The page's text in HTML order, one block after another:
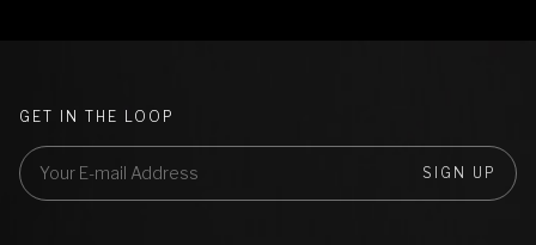
GET IN THE LOOP
SIGN UP